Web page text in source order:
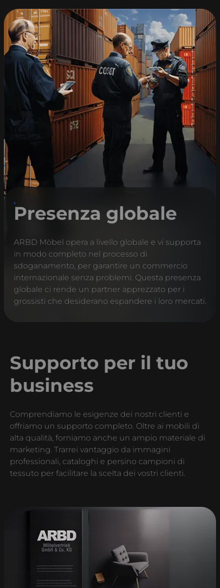
Presenza globale
ARBD Möbel opera a livello globale e vi supporta
in modo completo nel processo di
sdoganamento, per garantire un commercio
internazionale senza problemi. Questa presenza
globale ci rende un partner apprezzato per i
grossisti che desiderano espandere i loro mercati.
Supporto per il tuo
business
Comprendiamo le esigenze dei nostri clienti e
offriamo un supporto completo. Oltre ai mobili di
alta qualità, forniamo anche un ampio materiale di
marketing. Trarrei vantaggio da immagini
professionali, cataloghi e persino campioni di
tessuto per facilitare la scelta dei vostri clienti.